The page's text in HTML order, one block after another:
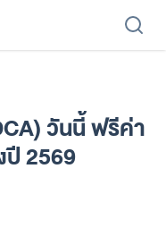
วันนี้ ฟรีค่า
2569